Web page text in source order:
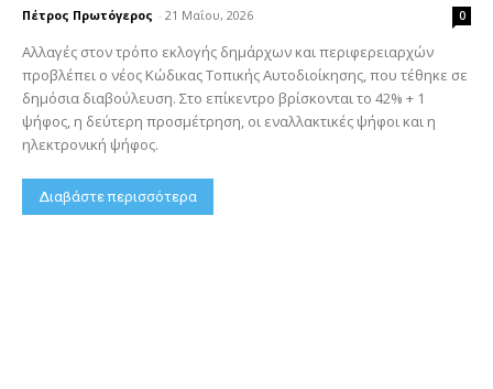
Πέτρος Πρωτόγερος - 21 Μαΐου, 2026 0
Αλλαγές στον τρόπο εκλογής δημάρχων και περιφερειαρχών
προβλέπει ο νέος Κώδικας Τοπικής Αυτοδιοίκησης, που τέθηκε σε
δημόσια διαβούλευση. Στο επίκεντρο βρίσκονται το 42% + 1
ψήφος, η δεύτερη προσμέτρηση, οι εναλλακτικές ψήφοι και η
ηλεκτρονική ψήφος.
Διαβάστε περισσότερα